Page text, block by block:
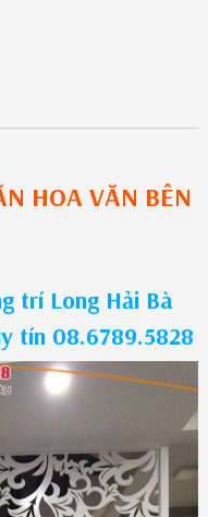
HOA VĂN BÊN
trí Long Hải Bà
tín 08.6789.5828